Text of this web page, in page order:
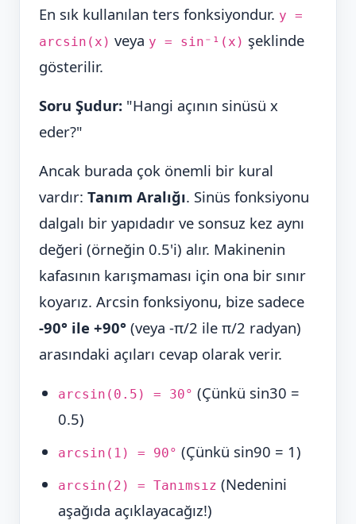
En sık kullanılan ters fonksiyondur. y =
arcsin(x) veya y = sin⁻¹(x) şeklinde
gösterilir.
Soru Şudur: "Hangi açının sinüsü x
eder?"
Ancak burada çok önemli bir kural
vardır: Tanım Aralığı. Sinüs fonksiyonu
dalgalı bir yapıdadır ve sonsuz kez aynı
değeri (örneğin 0.5'i) alır. Makinenin
kafasının karışmaması için ona bir sınır
koyarız. Arcsin fonksiyonu, bize sadece
-90° ile +90° (veya -π/2 ile π/2 radyan)
arasındaki açıları cevap olarak verir.
arcsin(0.5) = 30° (Çünkü sin30 =
0.5)
arcsin(1) = 90° (Çünkü sin90 = 1)
arcsin(2) = Tanımsız (Nedenini
aşağıda açıklayacağız!)